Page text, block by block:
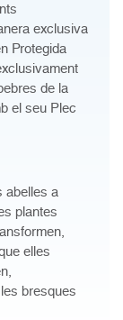
exclusiva
Protegida
de la
el seu Plec
abelles a
plantes
elles
bresques